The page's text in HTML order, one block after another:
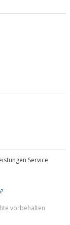
Service
vorbehalten